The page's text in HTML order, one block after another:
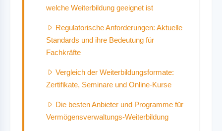
welche Weiterbildung geeignet ist
Regulatorische Anforderungen: Aktuelle
Standards und ihre Bedeutung für
Fachkräfte
Vergleich der Weiterbildungsformate:
Zertifikate, Seminare und Online-Kurse
Die besten Anbieter und Programme für
Vermögensverwaltungs-Weiterbildung